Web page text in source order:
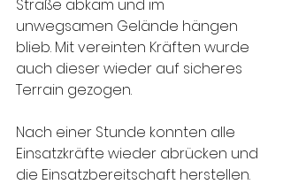
Straße abkam und im
unwegsamen Gelände hängen
blieb. Mit vereinten Kräften wurde
auch dieser wieder auf sicheres
Terrain gezogen.
Nach einer Stunde konnten alle
Einsatzkräfte wieder abrücken und
die Einsatzbereitschaft herstellen.